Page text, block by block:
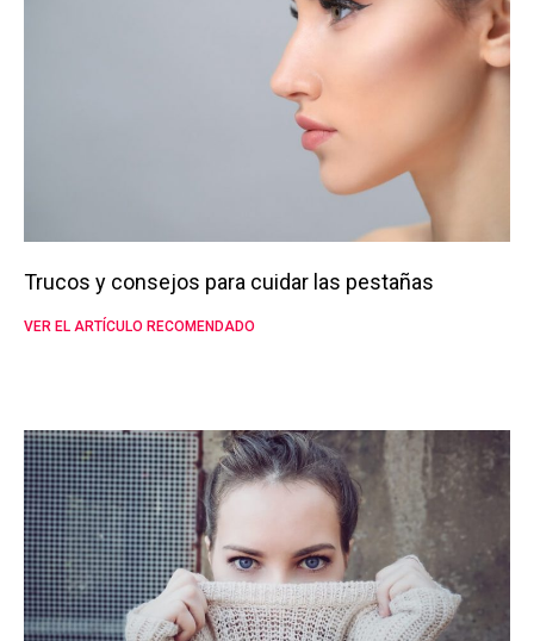
Trucos y consejos para cuidar las pestañas
VER EL ARTÍCULO RECOMENDADO